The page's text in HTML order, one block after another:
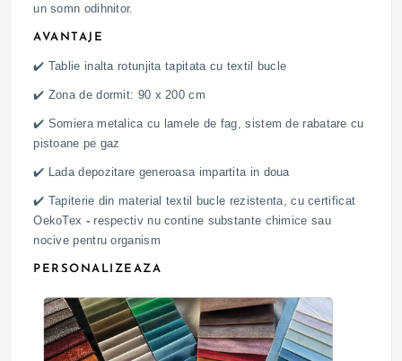
un somn odihnitor.
AVANTAJE
✔️ Tablie inalta rotunjita tapitata cu textil bucle
✔️ Zona de dormit: 90 x 200 cm
✔️ Somiera metalica cu lamele de fag, sistem de rabatare cu
pistoane pe gaz
✔️ Lada depozitare generoasa impartita in doua
✔️ Tapiterie din material textil bucle rezistenta, cu certificat
OekoTex -respectiv nu contine substante chimice sau
nocive pentru organism
PERSONALIZEAZA